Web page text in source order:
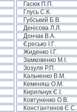
Гасюк П.П.
Глусь С.К.
Губський Б.В.
Денісова Л.Л.
Дончак В.А.
Єресько І.Г.
Жиденко І.Г.
Замковенко М.І.
Зозуля Р.П.
Кальченко В.М.
Кеменяш О.М.
Кирильчук Є.І.
Ковтуненко О.В.
Константинов Є.С.